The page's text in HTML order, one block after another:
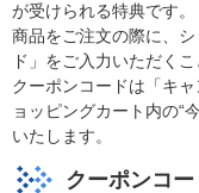
が受けられる特典です。
商品をご注文の際に、
ド」をご入力いただく
クーポンコードは「キ
ョッピングカート内の“
いたします。
クーポンコ